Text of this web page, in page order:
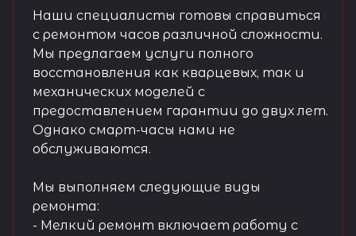
Наши специалисты готовы справиться
с ремонтом часов различной сложности.
Мы предлагаем услуги полного
восстановления как кварцевых, так и
механических моделей с
предоставлением гарантии до двух лет.
Однако смарт-часы нами не
обслуживаются.
Мы выполняем следующие виды
ремонта:
- Мелкий ремонт включает работу с